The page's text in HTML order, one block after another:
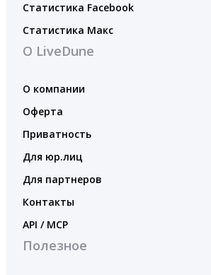
Статистика Facebook
Статистика Макс
О LiveDune
О компании
Оферта
Приватность
Для юр.лиц
Для партнеров
Контакты
API / MCP
Полезное